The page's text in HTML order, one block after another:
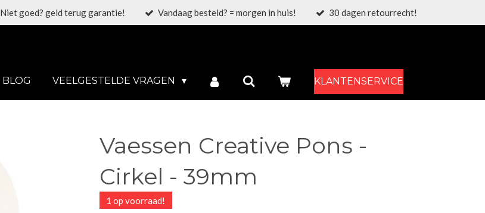
Niet goed? geld terug garantie! Vandaag besteld? = morgen in huis! 30 dagen retourrecht!
BLOG VEELGESTELDE VRAGEN KLANTENSERVICE
Vaessen Creative Pons -
Cirkel - 39mm
1 op voorraad!